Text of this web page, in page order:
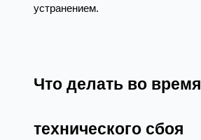
устранением.
Что делать во время
технического сбоя